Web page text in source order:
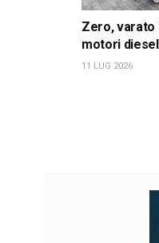
Zero, varato
motori diesel
11 LUG 2026